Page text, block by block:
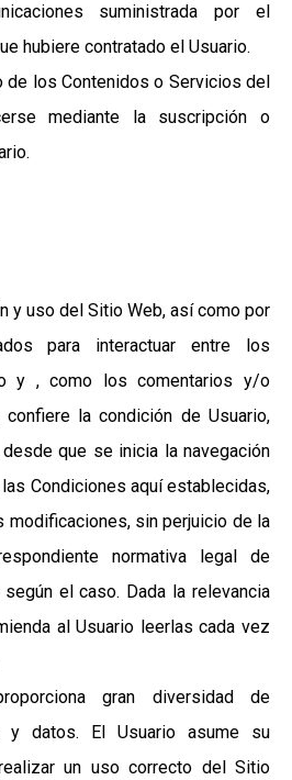
suministrada por el
hubiere contratado el Usuario.
de los Contenidos o Servicios del
mediante la suscripción o
y uso del Sitio Web, así como por
para interactuar entre los
y , como los comentarios y/o
la condición de Usuario,
que se inicia la navegación
Condiciones aquí establecidas,
sin perjuicio de la
normativa legal de
el caso. Dada la relevancia
al Usuario leerlas cada vez
gran diversidad de
y datos. El Usuario asume su
un uso correcto del Sitio